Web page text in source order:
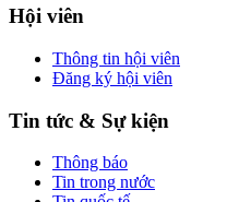
Hội viên
Thông tin hội viên
Đăng ký hội viên
Tin tức & Sự kiện
Thông báo
Tin trong nước